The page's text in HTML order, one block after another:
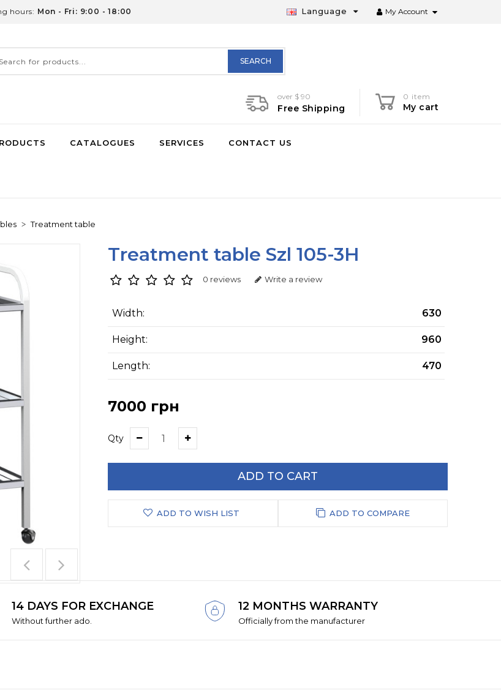
hours: Mon - Fri: 9:00 - 18:00 Language My Account
SEARCH
over $ 90
Free Shipping
0 item
My cart
CATALOGUES SERVICES CONTACT US
Treatment table
Treatment table Szl 105-3Н
0 reviews Write a review
Width: 630
Height: 960
Length: 470
7000 грн
Qty
ADD TO CART
ADD TO WISH LIST ADD TO COMPARE
14 DAYS FOR EXCHANGE
Without further ado.
12 MONTHS WARRANTY
Officially from the manufacturer